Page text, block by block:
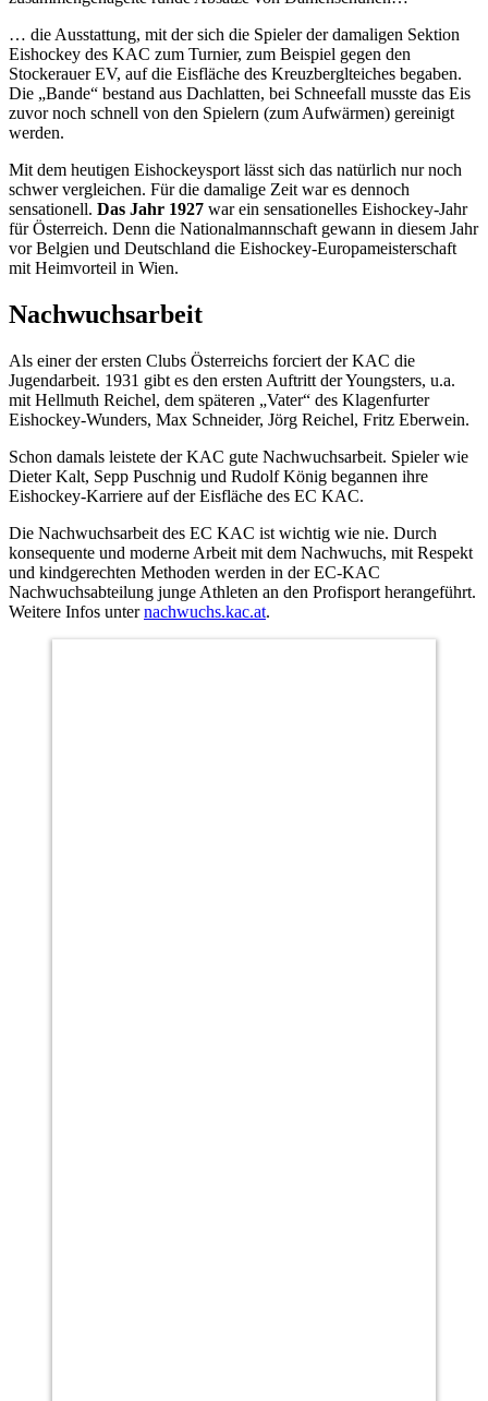
… die Ausstattung, mit der sich die Spieler der damaligen Sektion
Eishockey des KAC zum Turnier, zum Beispiel gegen den
Stockerauer EV, auf die Eisfläche des Kreuzberglteiches begaben.
Die „Bande“ bestand aus Dachlatten, bei Schneefall musste das Eis
zuvor noch schnell von den Spielern (zum Aufwärmen) gereinigt
werden.
Mit dem heutigen Eishockeysport lässt sich das natürlich nur noch
schwer vergleichen. Für die damalige Zeit war es dennoch
sensationell. Das Jahr 1927 war ein sensationelles Eishockey-Jahr
für Österreich. Denn die Nationalmannschaft gewann in diesem Jahr
vor Belgien und Deutschland die Eishockey-Europameisterschaft
mit Heimvorteil in Wien.
Nachwuchsarbeit
Als einer der ersten Clubs Österreichs forciert der KAC die
Jugendarbeit. 1931 gibt es den ersten Auftritt der Youngsters, u.a.
mit Hellmuth Reichel, dem späteren „Vater“ des Klagenfurter
Eishockey-Wunders, Max Schneider, Jörg Reichel, Fritz Eberwein.
Schon damals leistete der KAC gute Nachwuchsarbeit. Spieler wie
Dieter Kalt, Sepp Puschnig und Rudolf König begannen ihre
Eishockey-Karriere auf der Eisfläche des EC KAC.
Die Nachwuchsarbeit des EC KAC ist wichtig wie nie. Durch
konsequente und moderne Arbeit mit dem Nachwuchs, mit Respekt
und kindgerechten Methoden werden in der EC-KAC
Nachwuchsabteilung junge Athleten an den Profisport herangeführt.
Weitere Infos unternachwuchs.kac.at.